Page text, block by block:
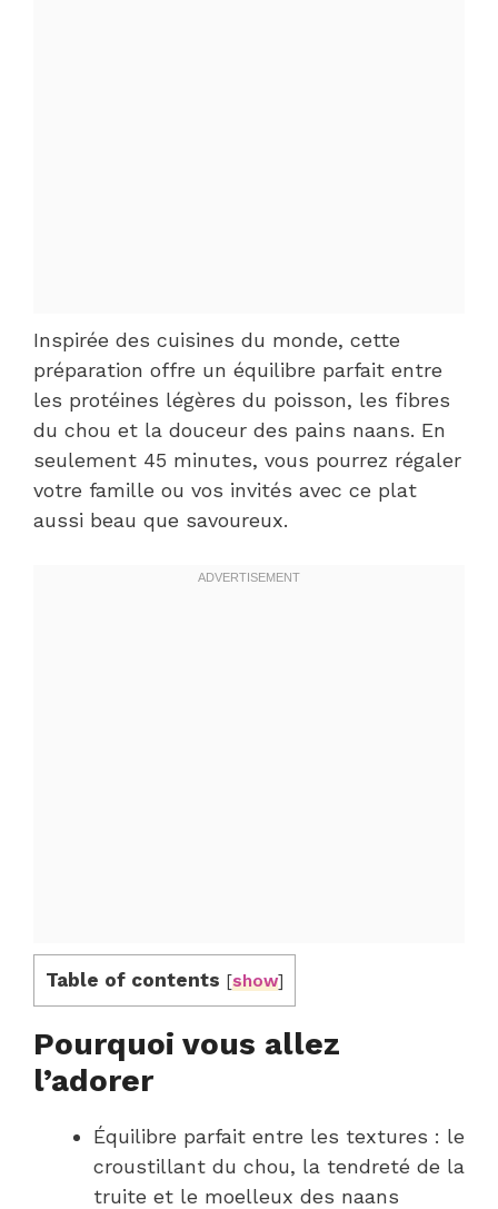
Inspirée des cuisines du monde, cette
préparation offre un équilibre parfait entre
les protéines légères du poisson, les fibres
du chou et la douceur des pains naans. En
seulement 45 minutes, vous pourrez régaler
votre famille ou vos invités avec ce plat
aussi beau que savoureux.
Table of contents [show]
Pourquoi vous allez
l’adorer
Équilibre parfait entre les textures : le
croustillant du chou, la tendreté de la
truite et le moelleux des naans